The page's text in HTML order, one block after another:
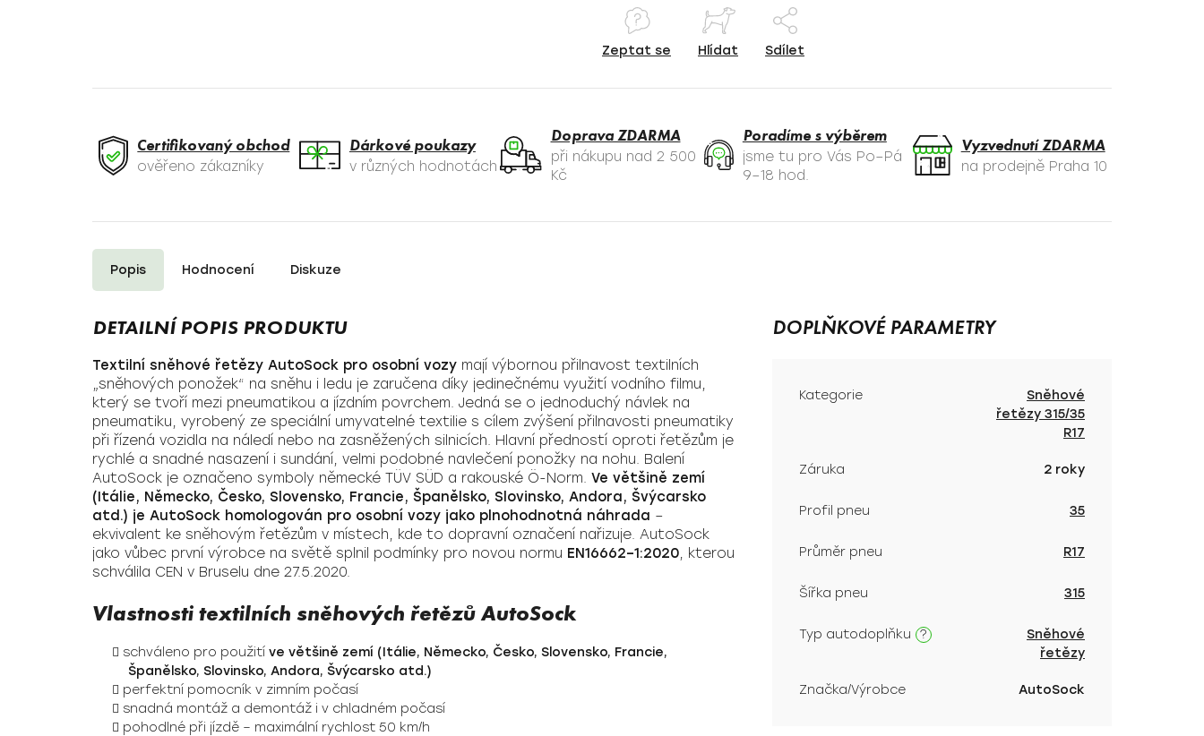
Zeptat se Hlídat Sdílet
Certifikovaný obchod
ověřeno zákazníky
Dárkové poukazy
v různých hodnotách
Doprava ZDARMA
při nákupu nad 2 500
Kč
Poradíme s výběrem
jsme tu pro Vás Po–Pá
9–18 hod.
Vyzvednutí ZDARMA
na prodejně Praha 10
Popis Hodnocení Diskuze
Textilní sněhové řetězy AutoSock pro osobní vozy mají výbornou přilnavost textilních
„sněhových ponožek“ na sněhu i ledu je zaručena díky jedinečnému využití vodního filmu,
který se tvoří mezi pneumatikou a jízdním povrchem. Jedná se o jednoduchý návlek na
pneumatiku, vyrobený ze speciální umyvatelné textilie s cílem zvýšení přilnavosti pneumatiky
při řízená vozidla na náledí nebo na zasněžených silnicích. Hlavní předností oproti řetězům je
rychlé a snadné nasazení i sundání, velmi podobné navlečení ponožky na nohu. Balení
AutoSock je označeno symboly německé TÜV SÜD a rakouské Ö-Norm. Ve většině zemí
(Itálie, Německo, Česko, Slovensko, Francie, Španělsko, Slovinsko, Andora, Švýcarsko
atd.) je AutoSock homologován pro osobní vozy jako plnohodnotná náhrada –
ekvivalent ke sněhovým řetězům v místech, kde to dopravní označení nařizuje. AutoSock
jako vůbec první výrobce na světě splnil podmínky pro novou normu EN16662–1:2020, kterou
schválila CEN v Bruselu dne 27.5.2020.
Vlastnosti textilních sněhových řetězů AutoSock
schváleno pro použití ve většině zemí (Itálie, Německo, Česko, Slovensko, Francie,
Španělsko, Slovinsko, Andora, Švýcarsko atd.)
perfektní pomocník v zimním počasí
snadná montáž a demontáž i v chladném počasí
pohodlné při jízdě – maximální rychlost 50 km/h
DOPLŇKOVÉ PARAMETRY
Kategorie
Sněhové
řetězy 315/35
R17
Záruka 2 roky
Profil pneu 35
Průměr pneu R17
Šířka pneu 315
?
Typ autodoplňku
Sněhové
řetězy
Značka/Výrobce AutoSock